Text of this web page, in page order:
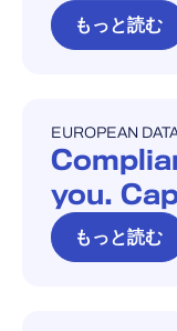
もっと読む
ブログ
EUROPEAN
you.
もっと読む